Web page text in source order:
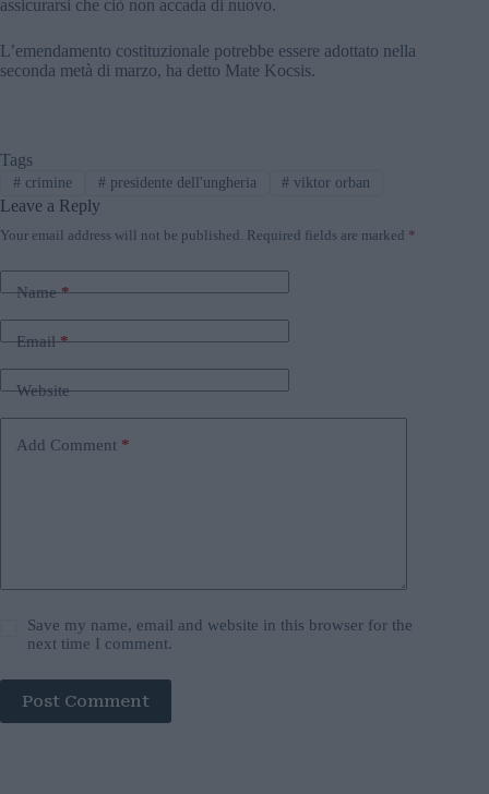
assicurarsi che ciò non accada di nuovo.
L’emendamento costituzionale potrebbe essere adottato nella
seconda metà di marzo, ha detto Mate Kocsis.
Tags
#crimine #presidente dell'ungheria # viktor orban
Leave a Reply
Your email address will not be published. Required fields are marked *
Name*
Email*
Website
Add Comment *
Save my name, email and website in this browser for the
next time I comment.
Post Comment